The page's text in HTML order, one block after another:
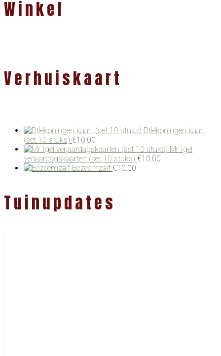
Winkel
Verhuiskaart
Driekoningen kaart
(set 10 stuks) €10.00
Mr Igel
verjaardagskaarten (set 10 stuks) €10.00
Eczeemzalf €10.00
Tuinupdates